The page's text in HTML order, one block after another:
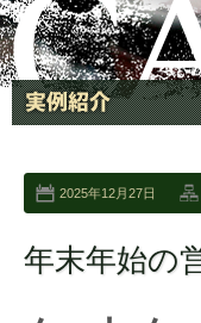
2025年12月27日
年末年始の